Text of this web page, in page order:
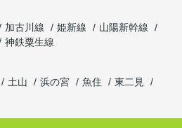
加古川線 姫新線
山陽新幹線
神鉄粟生線
土山 浜の宮 魚住
東二見